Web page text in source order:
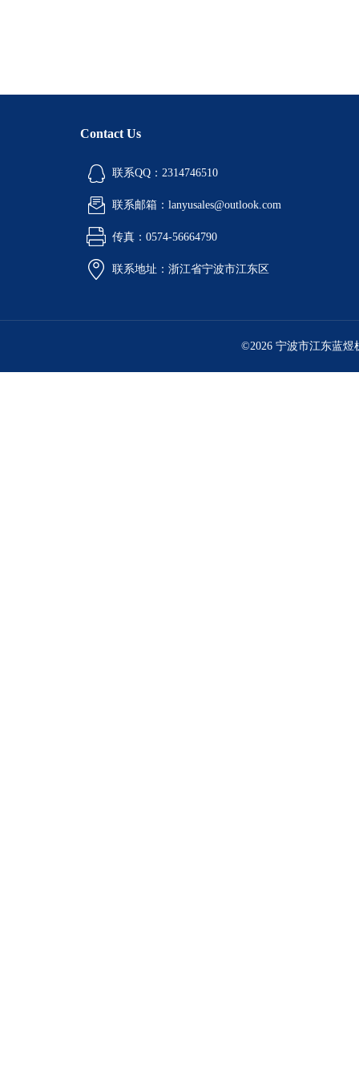
Contact Us
联系QQ：2314746510
联系邮箱：lanyusales@outlook.com
传真：0574-56664790
联系地址：浙江省宁波市江东区
©2026 宁波市江东蓝